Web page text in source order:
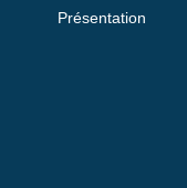
Présentation